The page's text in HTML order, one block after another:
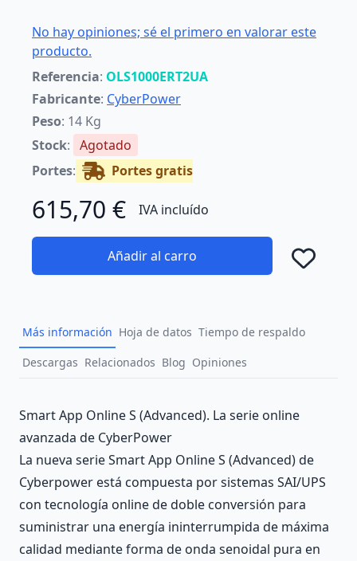
No hay opiniones; sé el primero en valorar este
producto.
Referencia: OLS1000ERT2UA
Fabricante: CyberPower
Peso: 14 Kg
Stock: Agotado
Portes: Portes gratis
615,70 € IVA incluído
Añadir al carro
Más información Hoja de datos Tiempo de respaldo
Descargas Relacionados Blog Opiniones
Description
Smart App Online S (Advanced). La serie online
avanzada de CyberPower
La nueva serie Smart App Online S (Advanced) de
Cyberpower está compuesta por sistemas SAI/UPS
con tecnología online de doble conversión para
suministrar una energía ininterrumpida de máxima
calidad mediante forma de onda senoidal pura en